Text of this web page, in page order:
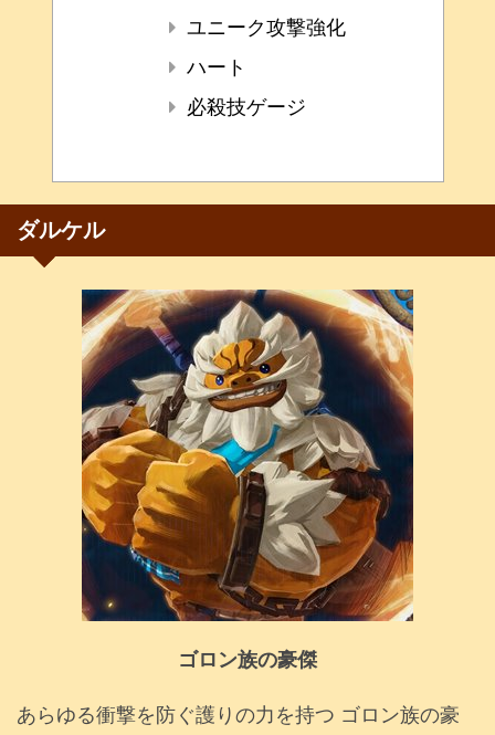
ユニーク攻撃強化
ハート
必殺技ゲージ
ダルケル
ゴロン族の豪傑
あらゆる衝撃を防ぐ護りの力を持つ ゴロン族の豪